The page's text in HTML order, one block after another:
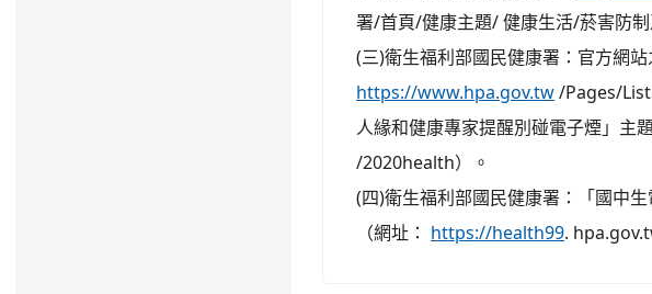
署/首頁/健康主題/ 健康生活/菸害防制
(三)衛生福利部國民健康署：官方網
https://www.hpa.gov.tw/Pages/
人緣和健康專家提醒別碰電子煙」主
/2020health）。
(四)衛生福利部國民健康署：「國中
（網址： https://health99.